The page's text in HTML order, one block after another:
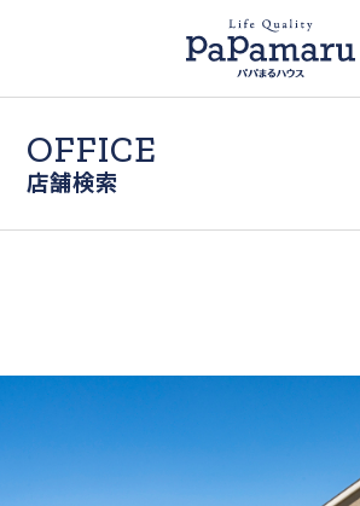
OFFICE
店舗検索